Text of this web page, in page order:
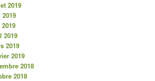
2019
2019
2019
2019
2018
2018